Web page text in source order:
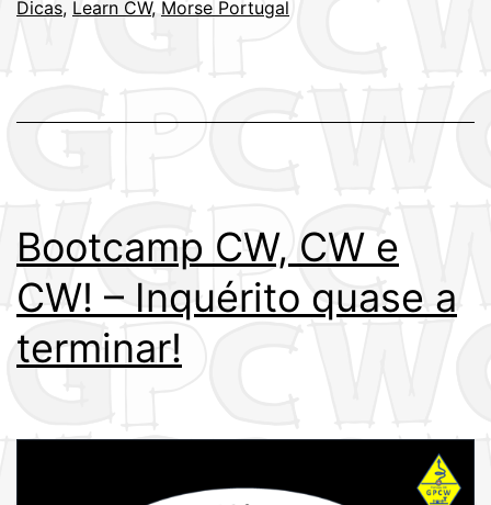
Dicas, Learn CW, Morse Portugal
Bootcamp CW, CW e
CW! – Inquérito quase a
terminar!